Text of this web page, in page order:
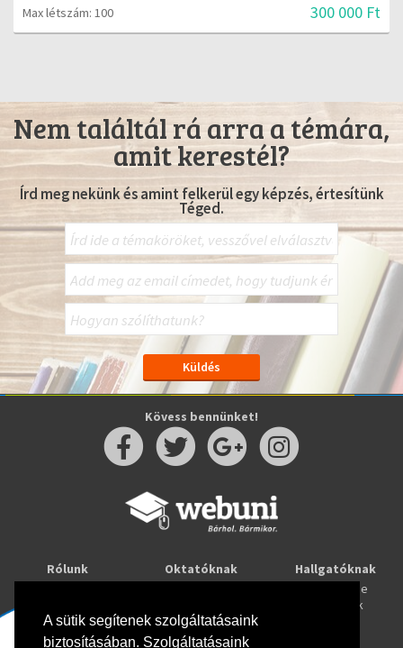
A sütik segítenek szolgáltatásaink
biztosításában. Szolgáltatásaink
Max létszám: 100 300 000 Ft
Nem találtál rá arra a témára,
amit kerestél?
Írd meg nekünk és amint felkerül egy képzés, értesítünk
Téged.
Kövess bennünket!
Rólunk
Oktatóknak
Webuni Stúdió
Hallgatóknak
Tanulj online
Képzések